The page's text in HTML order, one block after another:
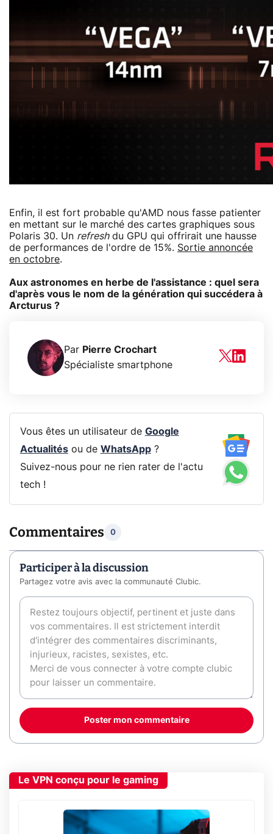
Enfin, il est fort probable qu'AMD nous fasse patienter
en mettant sur le marché des cartes graphiques sous
Polaris 30. Un refreshdu GPU qui offrirait une hausse
de performances de l'ordre de 15%. Sortie annoncée
en octobre.
Aux astronomes en herbe de l'assistance : quel sera
d'après vous le nom de la génération qui succédera à
Arcturus ?
Par Pierre Crochart
Spécialiste smartphone
Vous êtes un utilisateur de Google
Actualitésou de WhatsApp?
Suivez-nous pour ne rien rater de l'actu
tech !
Commentaires 0
Participer à la discussion
Partagez votre avis avec la communauté Clubic.
Poster mon commentaire
Le VPN conçu pour le gaming